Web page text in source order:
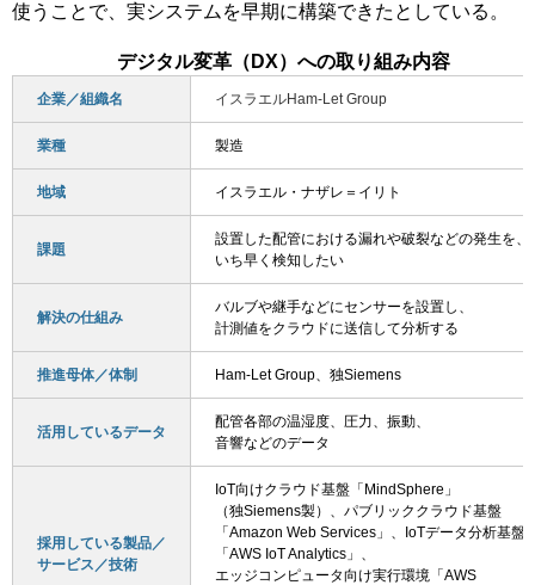
使うことで、実システムを早期に構築できたとしている。
デジタル変革（DX）への取り組み内容
企業／組織名 イスラエルHam-Let Group
業種 製造
地域 イスラエル・ナザレ＝イリト
課題
設置した配管における漏れや破裂などの発生を、
いち早く検知したい
解決の仕組み
バルブや継手などにセンサーを設置し、
計測値をクラウドに送信して分析する
推進母体／体制 Ham-Let Group、独Siemens
活用しているデータ
配管各部の温湿度、圧力、振動、
音響などのデータ
採用している製品／
サービス／技術
IoT向けクラウド基盤「MindSphere」
（独Siemens製）、パブリッククラウド基盤
「Amazon Web Services」、IoTデータ分析基盤
「AWS IoT Analytics」、
エッジコンピュータ向け実行環境「AWS